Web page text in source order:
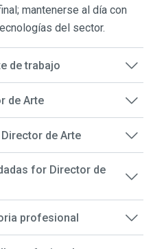
mantenerse al día con
del sector.
de trabajo
de Arte
de Arte
for Director de
profesional